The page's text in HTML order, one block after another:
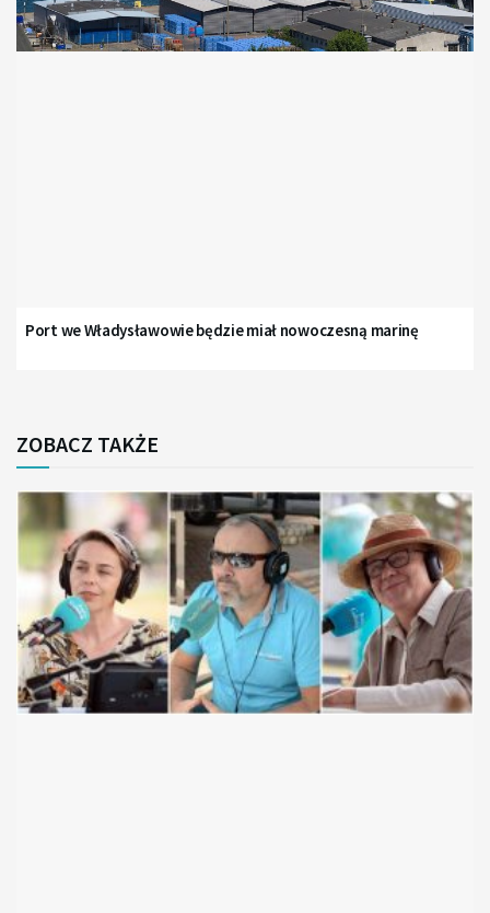
Port we Władysławowie będzie miał nowoczesną marinę
ZOBACZ TAKŻE